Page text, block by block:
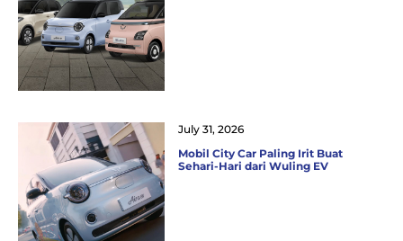
Mobil City Car Paling Irit Buat
Sehari-Hari dari Wuling EV
July 31, 2026